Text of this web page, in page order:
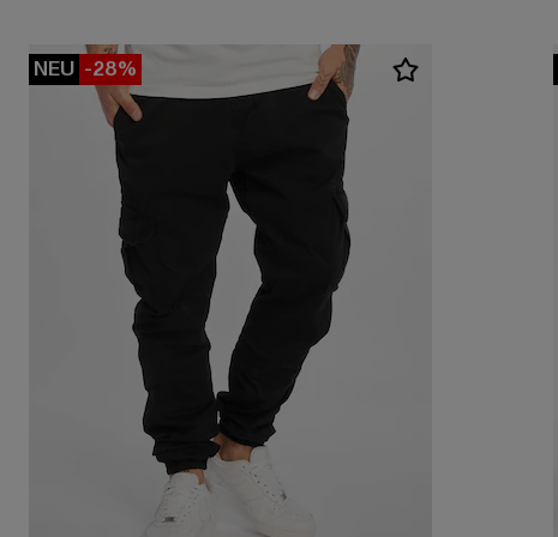
NEU -28%